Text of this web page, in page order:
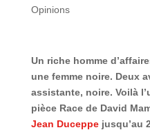
Opinions
Un riche homme
une femme noire. Deux
assistante, noire. Voilà
pièce Race de David
Jean Duceppejusqu’au